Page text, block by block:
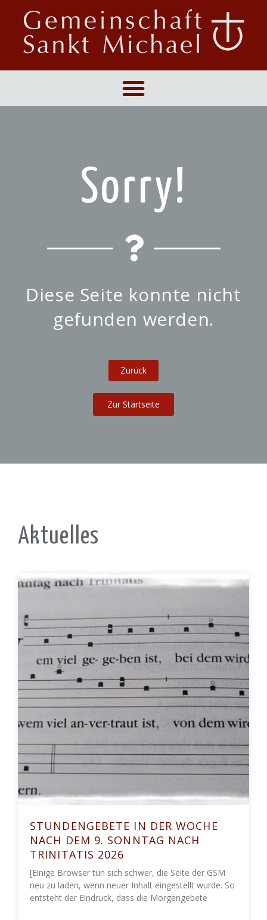
Sorry!
Diese Seite konnte nicht
gefunden werden.
Zur Startseite
Aktuelles
STUNDENGEBETE IN DER WOCHE
NACH DEM 9. SONNTAG NACH
TRINITATIS 2026
[Einige Browser tun sich schwer, die Seite der GSM
neu zu laden, wenn neuer Inhalt eingestellt wurde. So
entsteht der Eindruck, dass die Morgengebete